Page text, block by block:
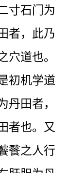
寸石门为
者，此乃
穴道也。
初机学道
丹田者，
者也。又
餮之人行